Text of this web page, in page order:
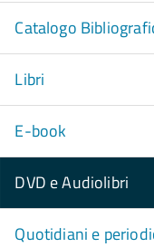
Catalogo
Libri
E-book
DVD e Audiolibri
Quotidiani e